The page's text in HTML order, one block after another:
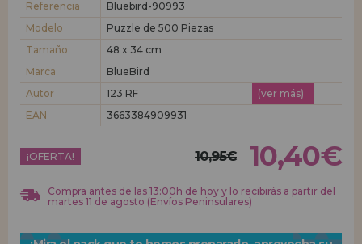
nuevo distribuidor
¿Eres Profesional o Empresa?. ¿Quieres vender en tu negocio
condiciones de ventas con descuentos especiales para la distribución.
¡Adelante! Te estábamos esperando.
Referencia
Bluebird-90993
Modelo
Puzzle de 500 Piezas
Tamaño
48 x 34 cm
Marca
BlueBird
Autor
123 RF
(ver más)
EAN
3663384909931
¡OFERTA! 10,95€ 10,40€
Compra antes de las 13:00h de hoy y lo recibirás a partir del
martes 11 de agosto (Envíos Peninsulares)